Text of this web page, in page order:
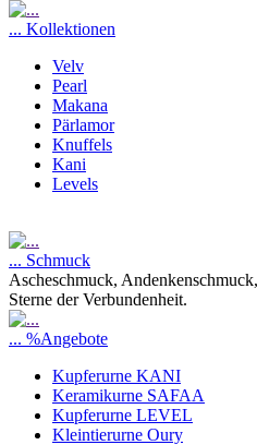
... Kollektionen
Velv
Pearl
Makana
Pärlamor
Knuffels
Kani
Levels
... Schmuck
Ascheschmuck,
Sterne der Verbundenheit.
... %Angebote
Kupferurne KANI
Keramikurne SAFAA
Kupferurne LEVEL
Kleintierurne Oury